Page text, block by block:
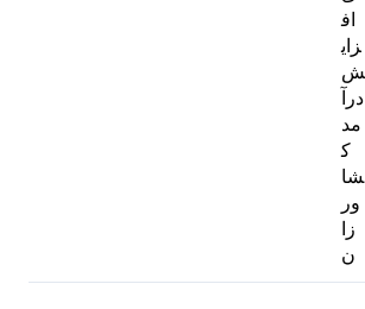
اف
زای
ش
درآ
مد
ک
شا
ور
زا
ن